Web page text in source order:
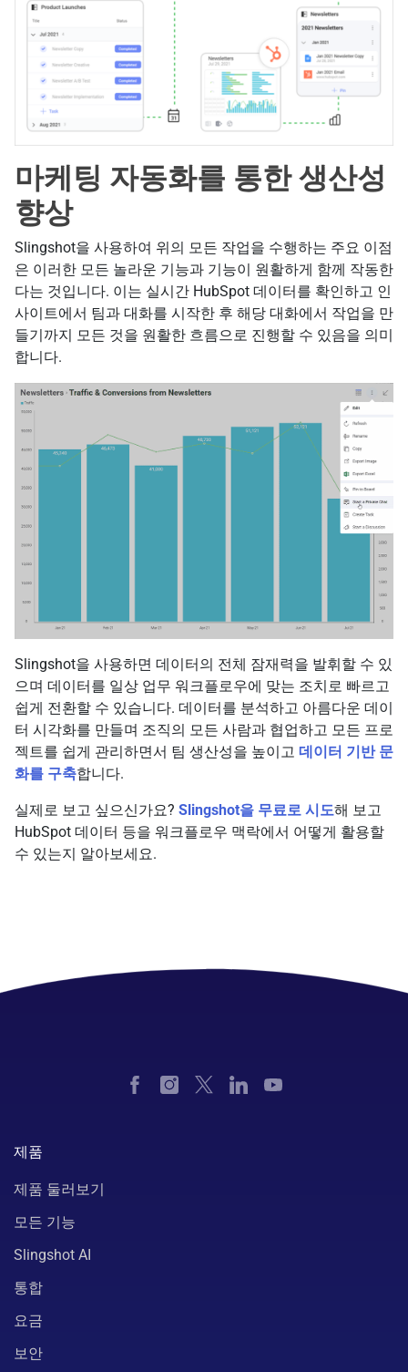
마케팅 자동화를 통한 생산성
향상
Slingshot을 사용하여 위의 모든 작업을 수행하는 주요 이점
은 이러한 모든 놀라운 기능과 기능이 원활하게 함께 작동한
다는 것입니다. 이는 실시간 HubSpot 데이터를 확인하고 인
사이트에서 팀과 대화를 시작한 후 해당 대화에서 작업을 만
들기까지 모든 것을 원활한 흐름으로 진행할 수 있음을 의미
합니다.
Slingshot을 사용하면 데이터의 전체 잠재력을 발휘할 수 있
으며 데이터를 일상 업무 워크플로우에 맞는 조치로 빠르고
쉽게 전환할 수 있습니다. 데이터를 분석하고 아름다운 데이
터 시각화를 만들며 조직의 모든 사람과 협업하고 모든 프로
젝트를 쉽게 관리하면서 팀 생산성을 높이고 데이터 기반 문
화를 구축합니다.
실제로 보고 싶으신가요? Slingshot을 무료로 시도해 보고
HubSpot 데이터 등을 워크플로우 맥락에서 어떻게 활용할
수 있는지 알아보세요.
제품
제품 둘러보기
모든 기능
Slingshot AI
통합
요금
보안